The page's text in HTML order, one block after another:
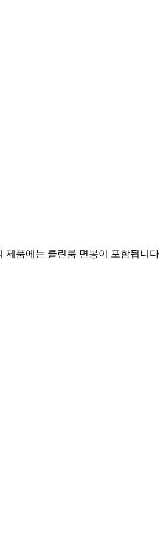
품에는 클린룸 면봉이 포함됩니